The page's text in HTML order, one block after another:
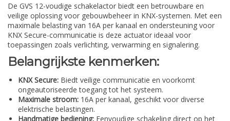
De GVS 12-voudige schakelactor biedt een betrouwbare en
veilige oplossing voor gebouwbeheer in KNX-systemen. Met een
maximale belasting van 16A per kanaal en ondersteuning voor
KNX Secure-communicatie is deze actuator ideaal voor
toepassingen zoals verlichting, verwarming en signalering.
Belangrijkste kenmerken:
KNX Secure: Biedt veilige communicatie en voorkomt
ongeautoriseerde toegang tot het systeem.
Maximale stroom: 16A per kanaal, geschikt voor diverse
elektrische belastingen.
Handmatige bediening: Eenvoudige schakeling direct op het